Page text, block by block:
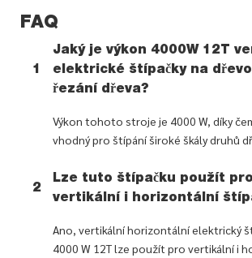
FAQ
1
Jaký je výkon 4000W 12T
elektrické štípačky na
řezání dřeva?
Výkon tohoto stroje je 4000 W, díky
vhodný pro štípání široké škály druhů
2
Lze tuto štípačku použít pro
vertikální i horizontální
Ano, vertikální horizontální elektrický
4000 W 12T lze použít pro vertikální i